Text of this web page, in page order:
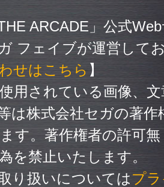
ARCADE」公式
フェイブが運営して
せはこちら 】
用されている画像、
は株式会社セガの著作
す。著作権者の許可
を禁止いたします。
り扱いについてはプ